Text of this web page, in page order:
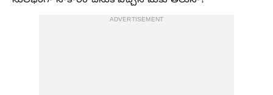
ADVERTISEMENT